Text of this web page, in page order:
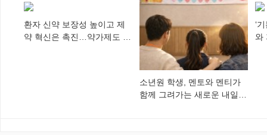
다”
환자 신약 보장성 높이고 제
약 혁신은 촉진…약가제도 개
소년원 학생, 멘토와 멘티가
함께 그려가는 새로운 내일
‘
와